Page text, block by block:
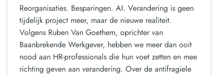
Reorganisaties. Besparingen. AI. Verandering is geen
tijdelijk project meer, maar de nieuwe realiteit.
Volgens Ruben Van Goethem, oprichter van
Baanbrekende Werkgever, hebben we meer dan ooit
nood aan HR-professionals die hun voet zetten en mee
richting geven aan verandering. Over de antifragiele